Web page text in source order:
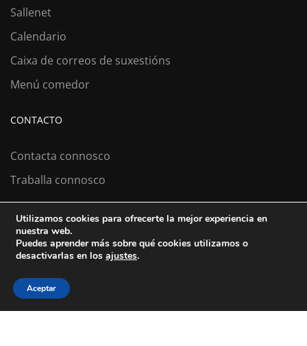
Sallenet
Calendario
Caixa de correos de suxestións
Menú comedor
CONTACTO
Contacta connosco
Traballa connosco
Colexio La Salle Santiago
Aviso Legal
Política de cookies
Política de privacidad
Utilizamos cookies para ofrecerte la mejor experiencia en
nuestra web.
Puedes aprender más sobre qué cookies utilizamos o
desactivarlas en los ajustes.
Aceptar